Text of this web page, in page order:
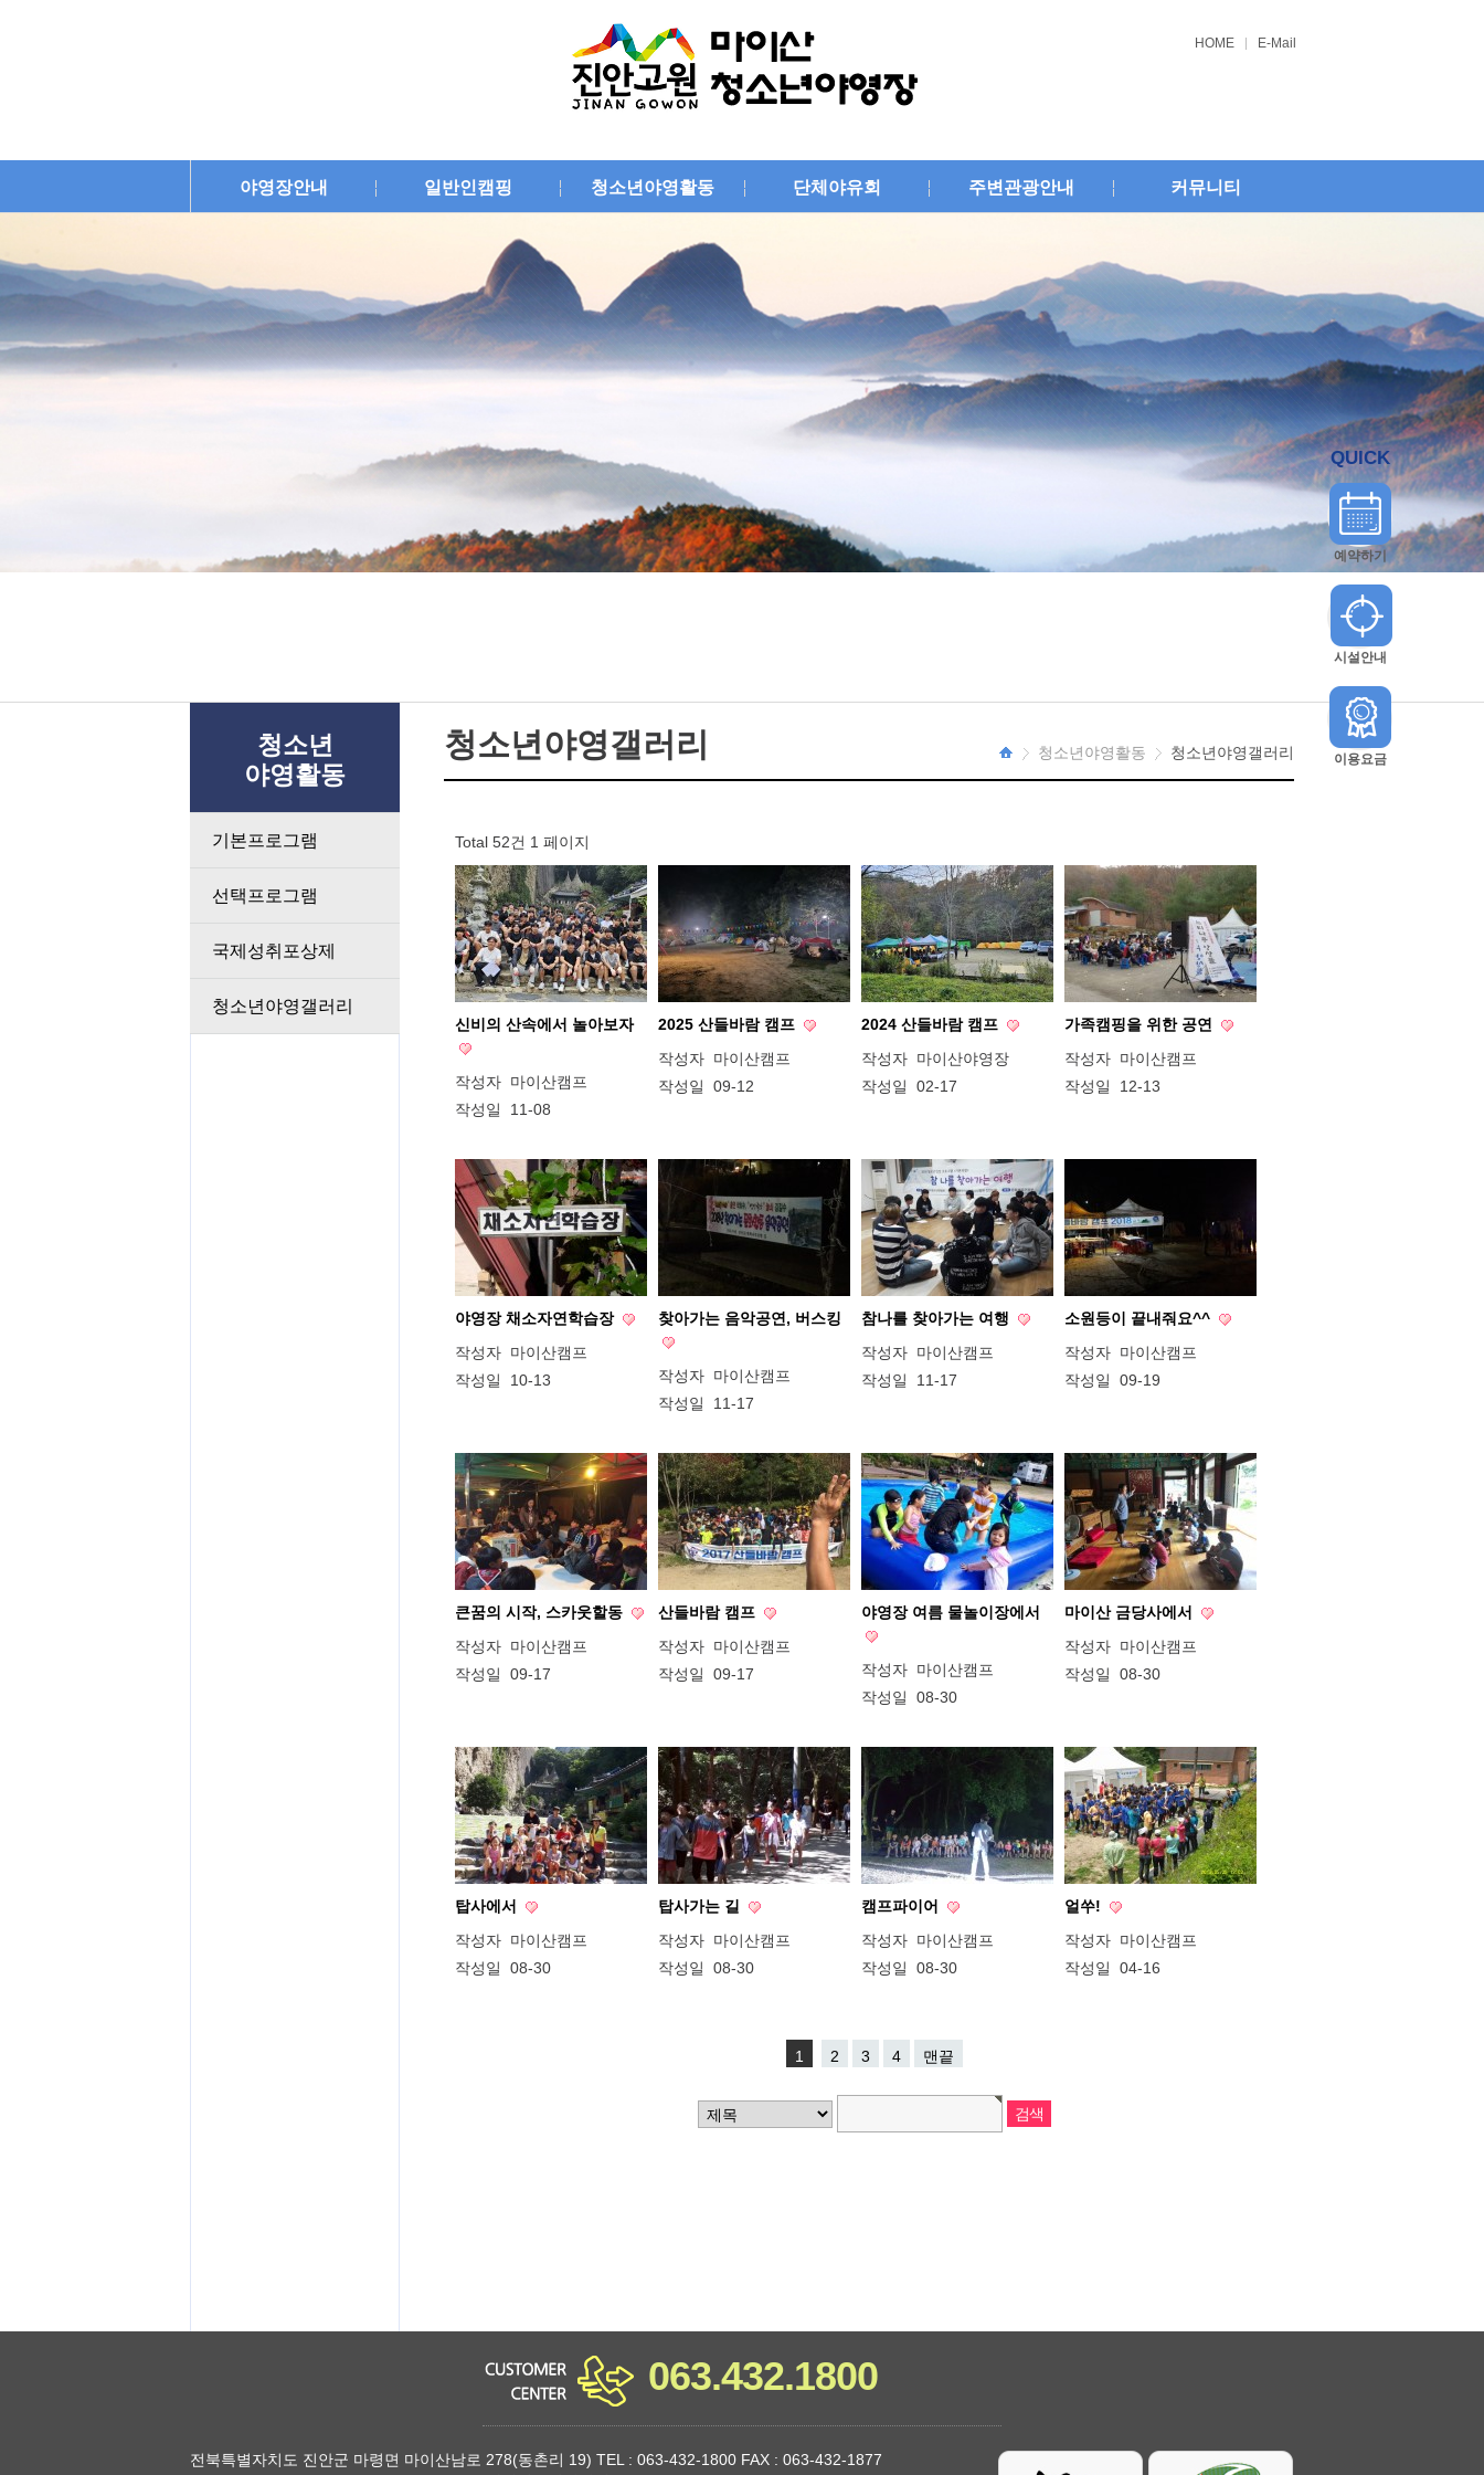
HOME E-Mail
야영장안내 일반인캠핑 청소년야영활동 단체야유회 주변관광안내 커뮤니티
청소년
야영활동
기본프로그램
선택프로그램
국제성취포상제
청소년야영갤러리
청소년야영갤러리 청소년야영활동 청소년야영갤러리
Total 52건 1 페이지
신비의 산속에서 놀아보자
작성자 마이산캠프
작성일
11-08
2025 산들바람 캠프
작성자 마이산캠프
작성일
09-12
2024 산들바람 캠프
작성자 마이산야영장
작성일
02-17
가족캠핑을 위한 공연
작성자 마이산캠프
작성일
12-13
야영장 채소자연학습장
작성자 마이산캠프
작성일
10-13
찾아가는 음악공연, 버스킹
작성자 마이산캠프
작성일
11-17
참나를 찾아가는 여행
작성자 마이산캠프
작성일
11-17
소원등이 끝내줘요^^
작성자 마이산캠프
작성일
09-19
큰꿈의 시작, 스카웃할동
작성자 마이산캠프
작성일
09-17
산들바람 캠프
작성자 마이산캠프
작성일
09-17
야영장 여름 물놀이장에서
작성자 마이산캠프
작성일
08-30
마이산 금당사에서
작성자 마이산캠프
작성일
08-30
탑사에서
작성자 마이산캠프
작성일
08-30
탑사가는 길
작성자 마이산캠프
작성일
08-30
캠프파이어
작성자 마이산캠프
작성일
08-30
얼쑤!
작성자 마이산캠프
작성일
04-16
1 2 3 4 맨끝
QUICK
예약하기
시설안내
이용요금
063.432.1800
전북특별자치도 진안군 마령면 마이산남로 278(동촌리 19) TEL : 063-432-1800 FAX : 063-432-1877